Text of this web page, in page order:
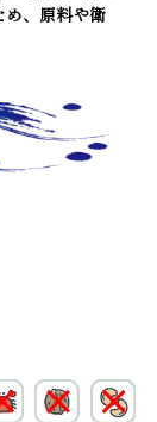
め、原料や衛